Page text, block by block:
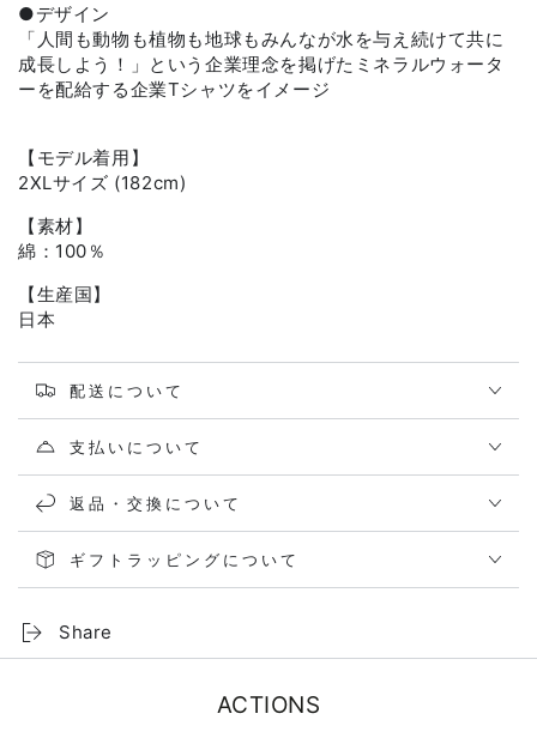
●デザイン
「人間も動物も植物も地球もみんなが水を与え続けて共に
成長しよう！」という企業理念を掲げたミネラルウォータ
ーを配給する企業Tシャツをイメージ
【モデル着用】
2XLサイズ (182cm)
【素材】
綿：100％
【生産国】
日本
配送について
支払いについて
返品・交換について
ギフトラッピングについて
Share
ACTIONS